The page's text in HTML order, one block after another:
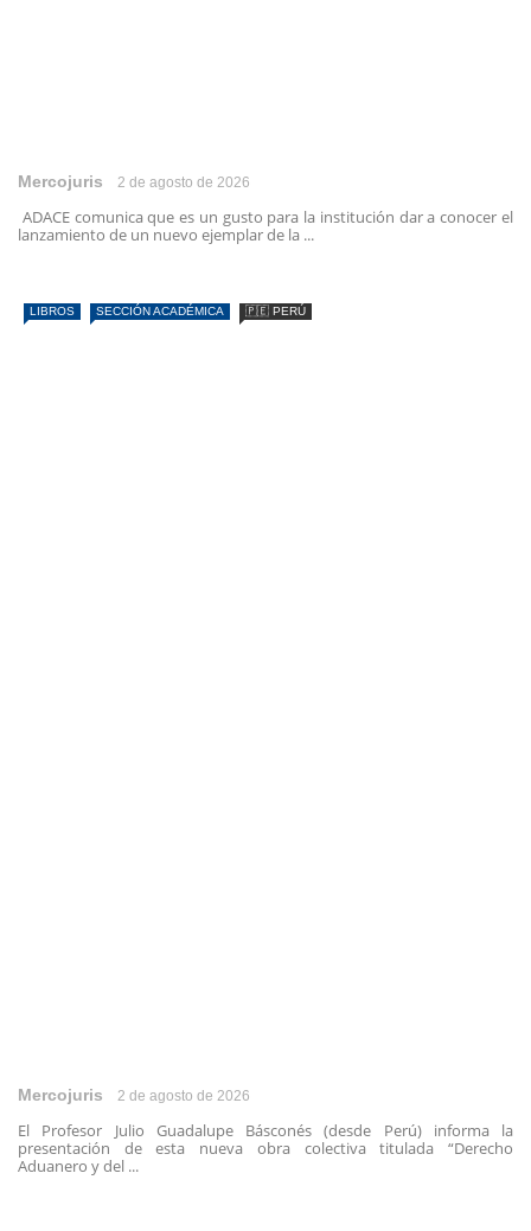
Mercojuris 2 de agosto de 2026
ADACE comunica que es un gusto para la institución dar a conocer el
lanzamiento de un nuevo ejemplar de la ...
LIBROS SECCIÓN ACADÉMICA 🇵🇪 PERÚ
Mercojuris 2 de agosto de 2026
El Profesor Julio Guadalupe Básconés (desde Perú) informa la
presentación de esta nueva obra colectiva titulada “Derecho
Aduanero y del ...